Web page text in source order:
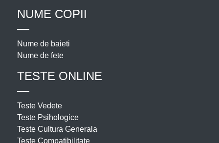
NUME COPII
Nume de baieti
Nume de fete
TESTE ONLINE
Teste Vedete
Teste Psihologice
Teste Cultura Generala
Teste Compatibilitate